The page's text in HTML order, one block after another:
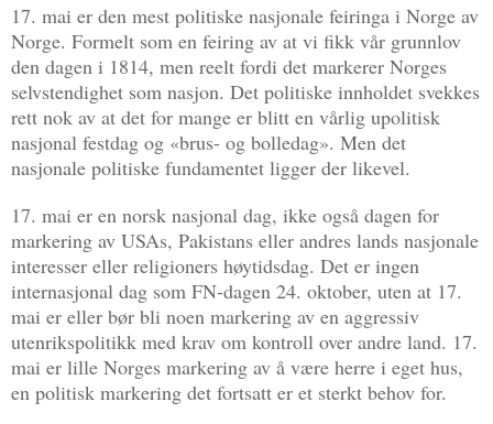
17. mai er den mest politiske nasjonale feiringa i Norge av
Norge. Formelt som en feiring av at vi fikk vår grunnlov
den dagen i 1814, men reelt fordi det markerer Norges
selvstendighet som nasjon. Det politiske innholdet svekkes
rett nok av at det for mange er blitt en vårlig upolitisk
nasjonal festdag og «brus- og bolledag». Men det
nasjonale politiske fundamentet ligger der likevel.
17. mai er en norsk nasjonal dag, ikke også dagen for
markering av USAs, Pakistans eller andres lands nasjonale
interesser eller religioners høytidsdag. Det er ingen
internasjonal dag som FN-dagen 24. oktober, uten at 17.
mai er eller bør bli noen markering av en aggressiv
utenrikspolitikk med krav om kontroll over andre land. 17.
mai er lille Norges markering av å være herre i eget hus,
en politisk markering det fortsatt er et sterkt behov for.